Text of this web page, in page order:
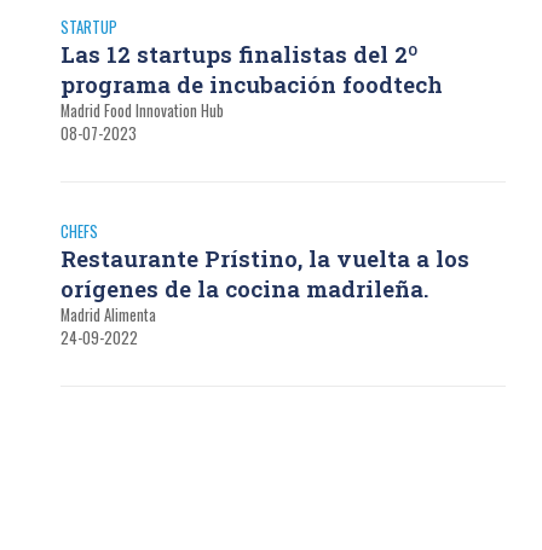
STARTUP
Las 12 startups finalistas del 2º
programa de incubación foodtech
Madrid Food Innovation Hub
08-07-2023
CHEFS
Restaurante Prístino, la vuelta a los
orígenes de la cocina madrileña.
Madrid Alimenta
24-09-2022